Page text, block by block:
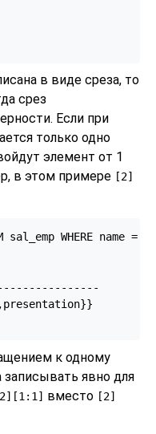
в виде среза, то
срез
Если при
только одно
элемент от 1
в этом примере [2]
sal_emp WHERE name
к одному
явно для
вместо [2]